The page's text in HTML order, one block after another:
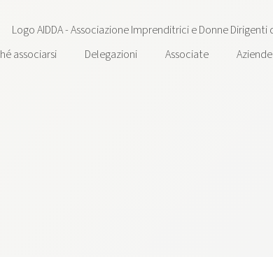
associarsi Delegazioni Associate Aziende